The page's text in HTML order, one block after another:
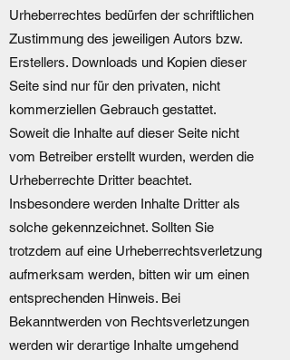
Urheberrechtes bedürfen der schriftlichen
Zustimmung des jeweiligen Autors bzw.
Erstellers. Downloads und Kopien dieser
Seite sind nur für den privaten, nicht
kommerziellen Gebrauch gestattet.
Soweit die Inhalte auf dieser Seite nicht
vom Betreiber erstellt wurden, werden die
Urheberrechte Dritter beachtet.
Insbesondere werden Inhalte Dritter als
solche gekennzeichnet. Sollten Sie
trotzdem auf eine Urheberrechtsverletzung
aufmerksam werden, bitten wir um einen
entsprechenden Hinweis. Bei
Bekanntwerden von Rechtsverletzungen
werden wir derartige Inhalte umgehend